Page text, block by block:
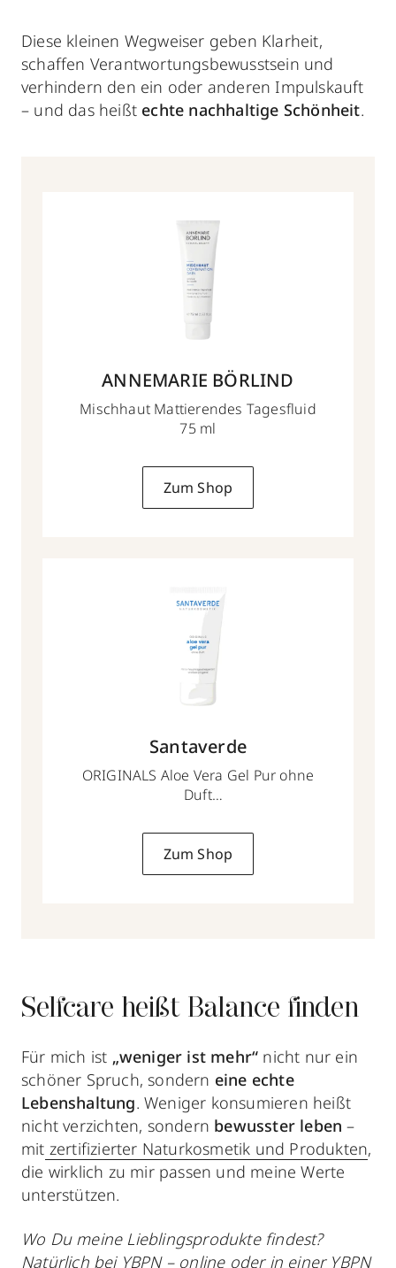
Diese kleinen Wegweiser geben Klarheit,
schaffen Verantwortungsbewusstsein und
verhindern den ein oder anderen Impulskauft
– und das heißt echte nachhaltige Schönheit.
ANNEMARIE BÖRLIND
Mischhaut Mattierendes Tagesfluid
75 ml
Zum Shop
Santaverde
ORIGINALS Aloe Vera Gel Pur ohne
Duft
Zum Shop
Selfcare heißt Balance finden
Für mich ist „weniger ist mehr“ nicht nur ein
schöner Spruch, sondern eine echte
Lebenshaltung. Weniger konsumieren heißt
nicht verzichten, sondern bewusster leben –
mit zertifizierter Naturkosmetik und Produkten,
die wirklich zu mir passen und meine Werte
unterstützen.
Wo Du meine Lieblingsprodukte findest?
Natürlich bei YBPN – online oder in einer YBPN